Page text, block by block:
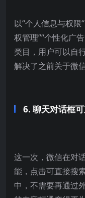
以“个人信息与权限
权管理”“个性化广
类目，用户可以自
解决了之前关于微
6. 聊天对话框
这一次，微信在对
能，点击可直接搜
中，不需要再通过